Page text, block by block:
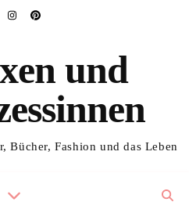
Bücher, Fashion und das Leben
,WERBUNG/
und doch